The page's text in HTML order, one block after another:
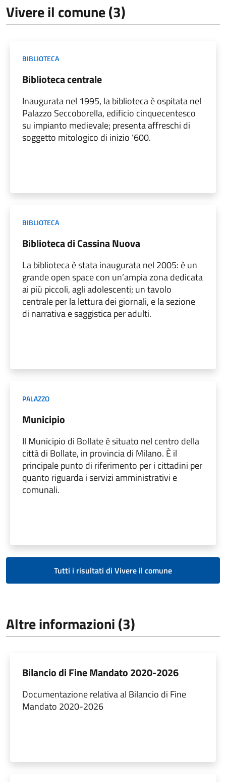
Vivere il comune (3)
BIBLIOTECA
Biblioteca centrale
Inaugurata nel 1995, la biblioteca è ospitata nel
Palazzo Seccoborella, edificio cinquecentesco
su impianto medievale; presenta affreschi di
soggetto mitologico di inizio ‘600.
BIBLIOTECA
Biblioteca di Cassina Nuova
La biblioteca è stata inaugurata nel 2005: è un
grande open space con un’ampia zona dedicata
ai più piccoli, agli adolescenti; un tavolo
centrale per la lettura dei giornali, e la sezione
di narrativa e saggistica per adulti.
PALAZZO
Municipio
Il Municipio di Bollate è situato nel centro della
città di Bollate, in provincia di Milano. È il
principale punto di riferimento per i cittadini per
quanto riguarda i servizi amministrativi e
comunali.
Tutti i risultati di Vivere il comune
Altre informazioni (3)
Bilancio di Fine Mandato 2020-2026
Documentazione relativa al Bilancio di Fine
Mandato 2020-2026